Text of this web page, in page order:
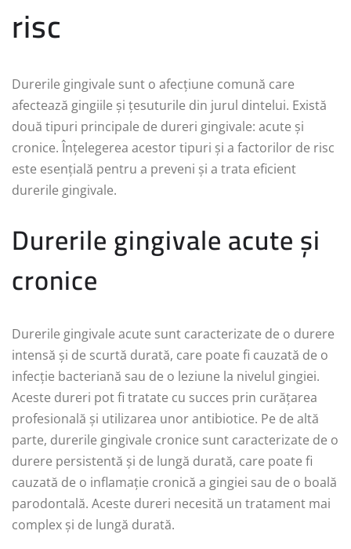
risc
Durerile gingivale sunt o afecțiune comună care
afectează gingiile și țesuturile din jurul dintelui. Există
două tipuri principale de dureri gingivale: acute și
cronice. Înțelegerea acestor tipuri și a factorilor de risc
este esențială pentru a preveni și a trata eficient
durerile gingivale.
Durerile gingivale acute și
cronice
Durerile gingivale acute sunt caracterizate de o durere
intensă și de scurtă durată, care poate fi cauzată de o
infecție bacteriană sau de o leziune la nivelul gingiei.
Aceste dureri pot fi tratate cu succes prin curățarea
profesională și utilizarea unor antibiotice. Pe de altă
parte, durerile gingivale cronice sunt caracterizate de o
durere persistentă și de lungă durată, care poate fi
cauzată de o inflamație cronică a gingiei sau de o boală
parodontală. Aceste dureri necesită un tratament mai
complex și de lungă durată.